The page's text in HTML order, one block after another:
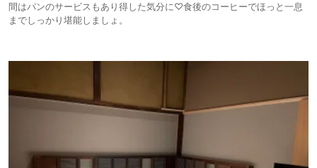
間はパンのサービスもあり得した気分に♡食後のコーヒーでほっと一息
までしっかり堪能しましょ。